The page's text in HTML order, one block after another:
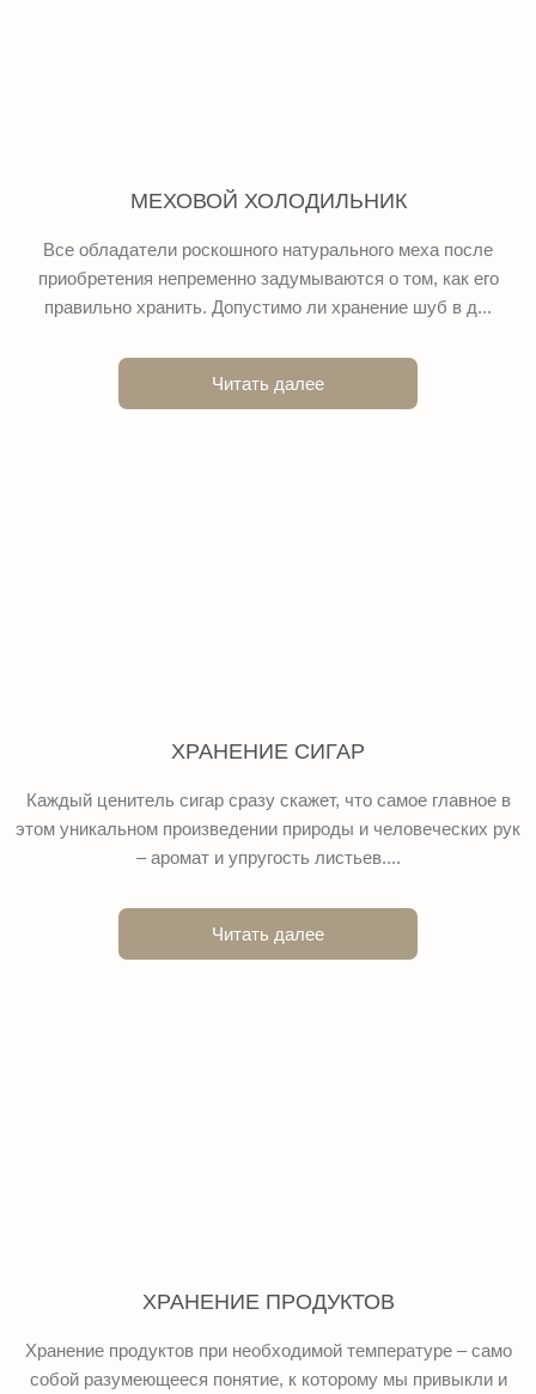
МЕХОВОЙ ХОЛОДИЛЬНИК
Все обладатели роскошного натурального меха после
приобретения непременно задумываются о том, как его
правильно хранить. Допустимо ли хранение шуб в д...
Читать далее
ХРАНЕНИЕ СИГАР
Каждый ценитель сигар сразу скажет, что самое главное в
этом уникальном произведении природы и человеческих рук
– аромат и упругость листьев....
Читать далее
ХРАНЕНИЕ ПРОДУКТОВ
Хранение продуктов при необходимой температуре – само
собой разумеющееся понятие, к которому мы привыкли и